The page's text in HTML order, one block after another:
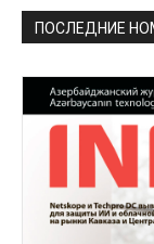
ПОСЛЕДНИЕ